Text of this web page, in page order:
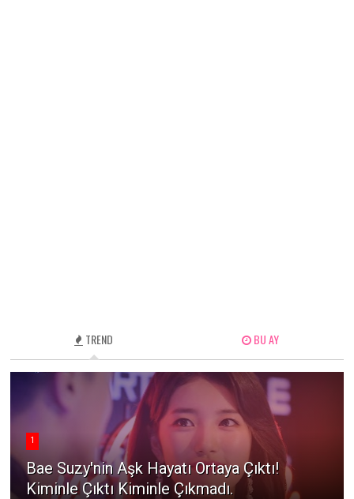
TREND BU AY
1
Bae Suzy'nin Aşk Hayatı Ortaya Çıktı!
Kiminle Çıktı Kiminle Çıkmadı.